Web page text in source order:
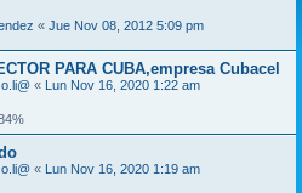
« Jue Nov 08, 2012 5:09 pm
PARA CUBA,empresa Cubacel
«
Lun Nov 16, 2020 1:22 am
«
Lun Nov 16, 2020 1:19 am